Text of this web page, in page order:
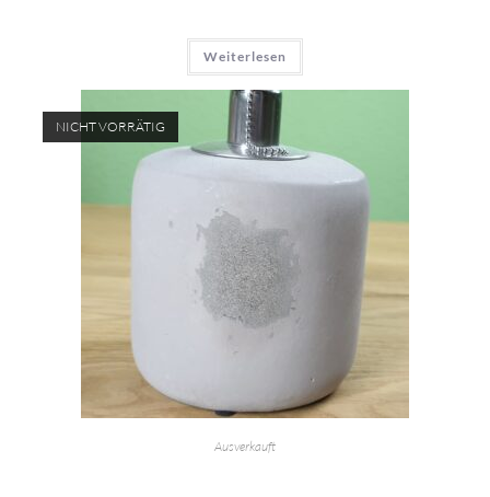
Weiterlesen
NICHT VORRÄTIG
Ausverkauft